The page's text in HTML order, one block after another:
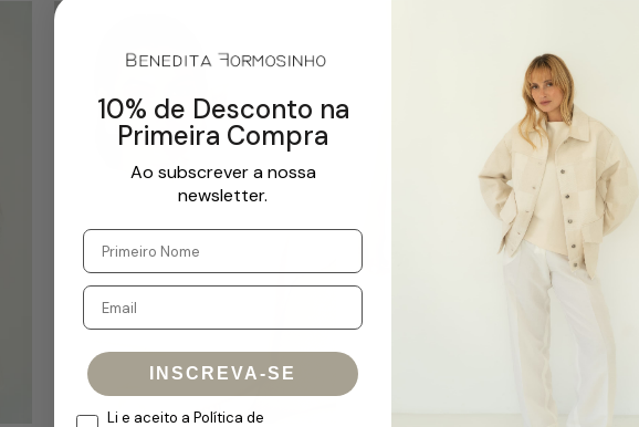
10% de Desconto na
Primeira Compra
Ao subscrever a nossa
newsletter.
INSCREVA-SE
Li e aceito a Política de